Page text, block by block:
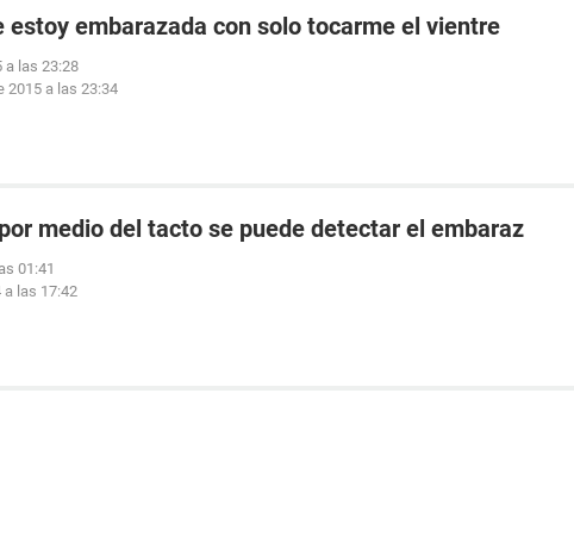
estoy embarazada con solo tocarme el vientre
a las 23:28
2015 a las 23:34
medio del tacto se puede detectar el embaraz
01:41
a las 17:42